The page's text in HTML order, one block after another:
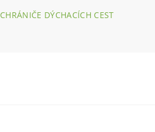
CHRÁNIČE DÝCHACÍCH CEST